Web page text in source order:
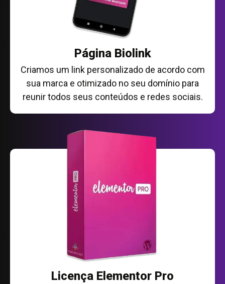
Página Biolink
Criamos um link personalizado de acordo com
sua marca e otimizado no seu domínio para
reunir todos seus conteúdos e redes sociais.
Licença Elementor Pro